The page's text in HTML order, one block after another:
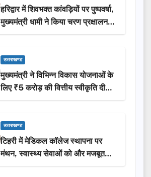
हरिद्वार में शिवभक्त कांवड़ियों पर पुष्पवर्षा,
मुख्यमंत्री धामी ने किया चरण प्रक्षालन…
उत्तराखण्ड
मुख्यमंत्री ने विभिन्न विकास योजनाओं के
लिए ₹5 करोड़ की वित्तीय स्वीकृति दी…
उत्तराखण्ड
टिहरी में मेडिकल कॉलेज स्थापना पर
मंथन, स्वास्थ्य सेवाओं को और मजबूत
करेगी सरकार: मुख्यमंत्री धामी…